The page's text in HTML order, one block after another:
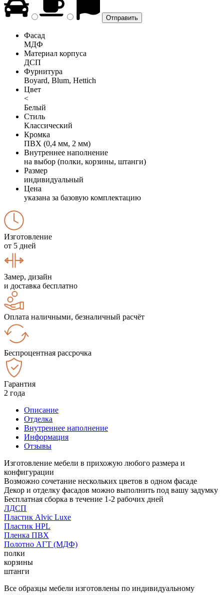
Фасад
МДФ
Материал корпуса
ДСП
Фурнитура
Boyard, Blum, Hettich
Цвет
<
Белый
Стиль
Классический
Кромка
ПВХ (0,4 мм, 2 мм)
Внутреннее наполнение
на выбор (полки, корзины, штанги)
Размер
индивидуальный
Цена
указана за базовую комплектацию
Изготовление
от 5 дней
Замер, дизайн
и доставка бесплатно
Оплата наличными, безналичный расчёт
Беспроцентная рассрочка
Гарантия
2 года
Описание
Отделка
Внутреннее наполнение
Информация
Отзывы
Изготовление мебели в прихожую любого размера и
конфигурации
Возможно сочетание нескольких цветов в одном фасаде
Декор и отделку фасадов можно выполнить под вашу задумку
Бесплатная сборка в течение 1-2 рабочих дней
ЛДСП
Пластик Alvic Luxe
Пластик HPL
Пленка ПВХ
Полотно АГТ (МДФ)
полки
корзины
штанги
Все образцы мебели изготовлены по индивидуальному